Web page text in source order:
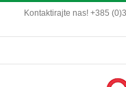
content
Kontaktirajte nas! +385